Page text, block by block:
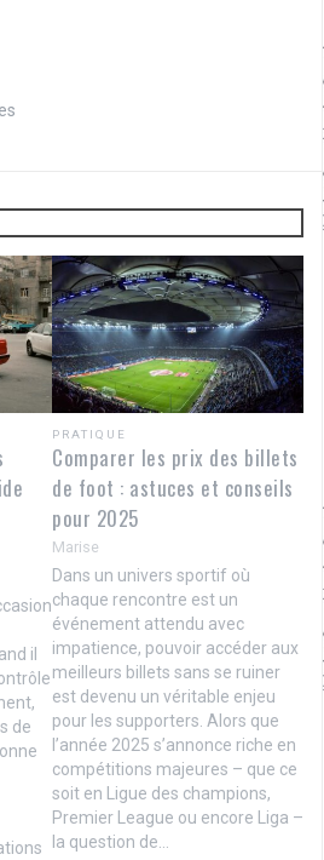
il
de
PRATIQUE
Comparer les prix des billets
de foot : astuces et conseils
pour 2025
Marise
Dans un univers sportif où
chaque rencontre est un
événement attendu avec
impatience, pouvoir accéder aux
meilleurs billets sans se ruiner
est devenu un véritable enjeu
pour les supporters. Alors que
l’année 2025 s’annonce riche en
compétitions majeures – que ce
soit en Ligue des champions,
Premier League ou encore Liga –
la question de…